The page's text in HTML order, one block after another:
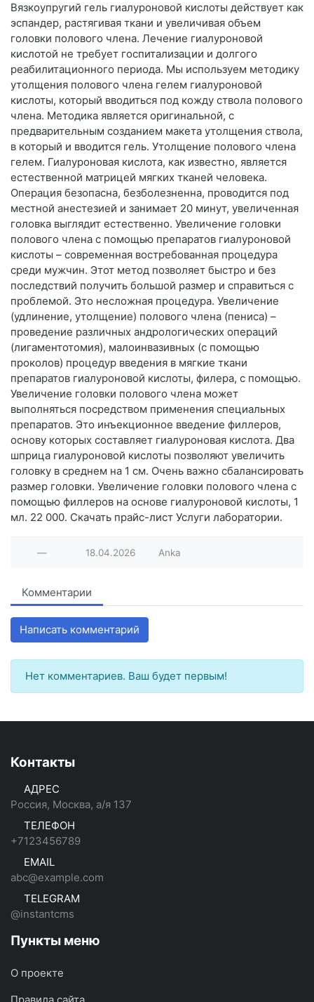
Вязкоупругий гель гиалуроновой кислоты действует как
эспандер, растягивая ткани и увеличивая объем
головки полового члена. Лечение гиалуроновой
кислотой не требует госпитализации и долгого
реабилитационного периода. Мы используем методику
утолщения полового члена гелем гиалуроновой
кислоты, который вводиться под кожду ствола полового
члена. Методика является оригинальной, с
предварительным созданием макета утолщения ствола,
в который и вводится гель. Утолщение полового члена
гелем. Гиалуроновая кислота, как известно, является
естественной матрицей мягких тканей человека.
Операция безопасна, безболезненна, проводится под
местной анестезией и занимает 20 минут, увеличенная
головка выглядит естественно. Увеличение головки
полового члена с помощью препаратов гиалуроновой
кислоты – современная востребованная процедура
среди мужчин. Этот метод позволяет быстро и без
последствий получить большой размер и справиться с
проблемой. Это несложная процедура. Увеличение
(удлинение, утолщение) полового члена (пениса) –
проведение различных андрологических операций
(лигаментотомия), малоинвазивных (с помощью
проколов) процедур введения в мягкие ткани
препаратов гиалуроновой кислоты, филера, с помощью.
Увеличение головки полового члена может
выполняться посредством применения специальных
препаратов. Это инъекционное введение филлеров,
основу которых составляет гиалуроновая кислота. Два
шприца гиалуроновой кислоты позволяют увеличить
головку в среднем на 1 см. Очень важно сбалансировать
размер головки. Увеличение головки полового члена с
помощью филлеров на основе гиалуроновой кислоты, 1
мл. 22 000. Скачать прайс-лист Услуги лаборатории.
— 18.04.2026 Anka
Комментарии
Написать комментарий
Нет комментариев. Ваш будет первым!
Контакты
АДРЕС
Россия, Москва, а/я 137
ТЕЛЕФОН
+7123456789
EMAIL
abc@example.com
TELEGRAM
@instantcms
Пункты меню
О проекте